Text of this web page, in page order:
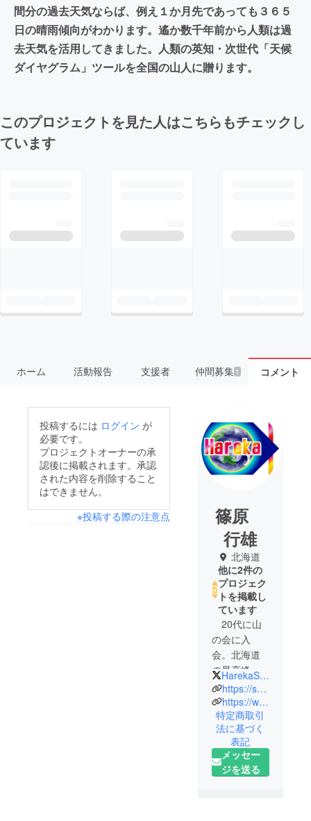
間分の過去天気ならば、例え１か月先であっても３６５
日の晴雨傾向がわかります。遙か数千年前から人類は過
去天気を活用してきました。人類の英知・次世代「天候
ダイヤグラム」ツールを全国の山人に贈ります。
このプロジェクトを見た人はこちらもチェックし
ています
ホーム 活動報告 支援者 仲間募集 1 コメント
投稿するには ログイン が
必要です。
プロジェクトオーナーの承
認後に掲載されます。承認
された内容を削除すること
はできません。
※投稿する際の注意点
篠原
行雄
北海道
他に2件の
プロジェク
トを掲載し
ています
20代に山
の会に入
会。北海道
の最高峰、
旭岳をはじ
め、道内77
座ほどを登
る。楽しい
山行ばかり
でなく、人
命救助にも
HarekaSnow
https://ssl.jp-benas.co.jp/
https://www.facebook.com/groups/708528700612715
特定商取引
法に基づく
表記
メッセー
ジを送る